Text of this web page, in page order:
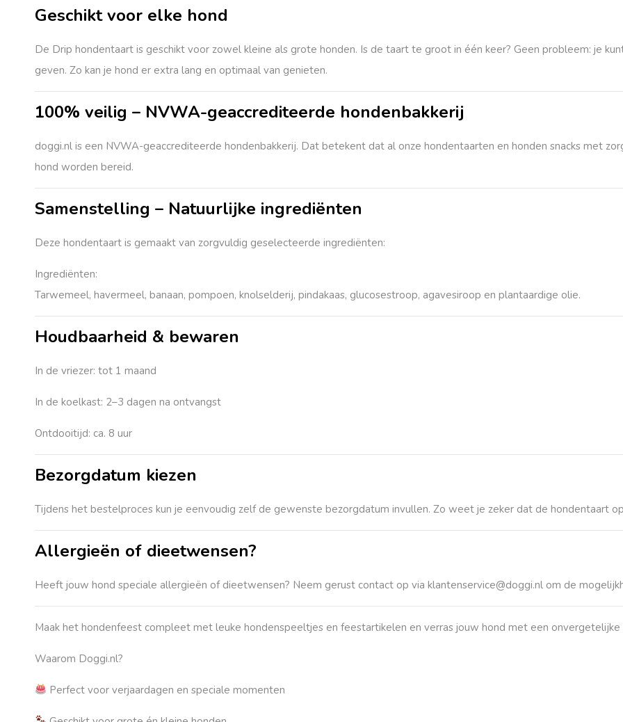
Geschikt voor elke hond
De Drip hondentaart is geschikt voor zowel kleine als grote honden. Is de taart te groot in één keer? Geen probleem: je
geven. Zo kan je hond er extra lang en optimaal van genieten.
100% veilig – NVWA-geaccrediteerde hondenbakkerij
doggi.nl is een NVWA-geaccrediteerde hondenbakkerij. Dat betekent dat al onze hondentaarten en honden snacks met
hond worden bereid.
Samenstelling – Natuurlijke ingrediënten
Deze hondentaart is gemaakt van zorgvuldig geselecteerde ingrediënten:
Ingrediënten:
Tarwemeel, havermeel, banaan, pompoen, knolselderij, pindakaas, glucosestroop, agavesiroop en plantaardige olie.
Houdbaarheid & bewaren
In de vriezer: tot 1 maand
In de koelkast: 2–3 dagen na ontvangst
Ontdooitijd: ca. 8 uur
Bezorgdatum kiezen
Tijdens het bestelproces kun je eenvoudig zelf de gewenste bezorgdatum invullen. Zo weet je zeker dat de hondentaart
Allergieën of dieetwensen?
Heeft jouw hond speciale allergieën of dieetwensen? Neem gerust contact op via klantenservice@doggi.nl om de
Maak het hondenfeest compleet met leuke hondenspeeltjes en feestartikelen en verras jouw hond met een
Waarom Doggi.nl?
Perfect voor verjaardagen en speciale momenten